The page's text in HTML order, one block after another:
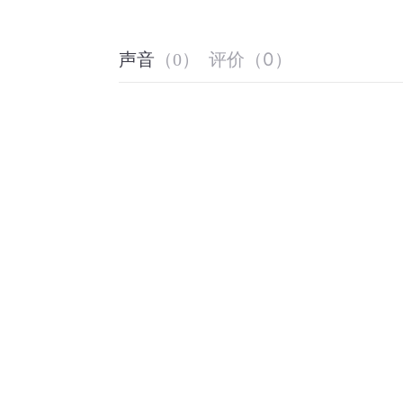
声音 （0） 评价 （0 ）